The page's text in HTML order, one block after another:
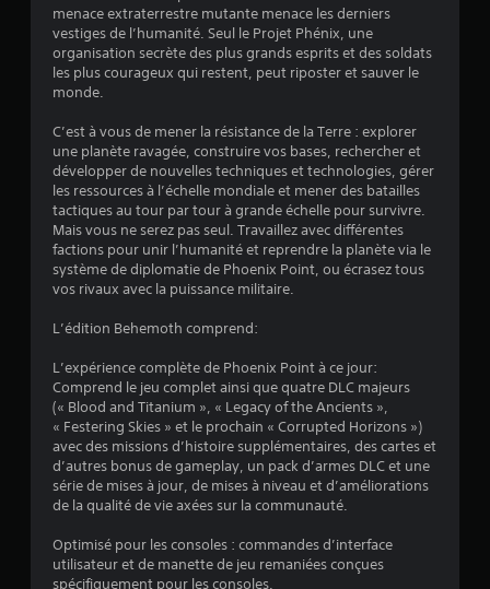
3
7
é
t
l
e
s
s
menace extraterrestre mutante menace les derniers
vestiges de l’humanité. Seul le Projet Phénix, une
organisation secrète des plus grands esprits et des soldats
les plus courageux qui restent, peut riposter et sauver le
monde.
C’est à vous de mener la résistance de la Terre : explorer
une planète ravagée, construire vos bases, rechercher et
développer de nouvelles techniques et technologies, gérer
les ressources à l’échelle mondiale et mener des batailles
tactiques au tour par tour à grande échelle pour survivre.
Mais vous ne serez pas seul. Travaillez avec différentes
factions pour unir l’humanité et reprendre la planète via le
système de diplomatie de Phoenix Point, ou écrasez tous
vos rivaux avec la puissance militaire.
L’édition Behemoth comprend:
L’expérience complète de Phoenix Point à ce jour:
Comprend le jeu complet ainsi que quatre DLC majeurs
(« Blood and Titanium », « Legacy of the Ancients »,
« Festering Skies » et le prochain « Corrupted Horizons »)
avec des missions d’histoire supplémentaires, des cartes et
d’autres bonus de gameplay, un pack d’armes DLC et une
série de mises à jour, de mises à niveau et d’améliorations
de la qualité de vie axées sur la communauté.
Optimisé pour les consoles : commandes d’interface
utilisateur et de manette de jeu remaniées conçues
spécifiquement pour les consoles.